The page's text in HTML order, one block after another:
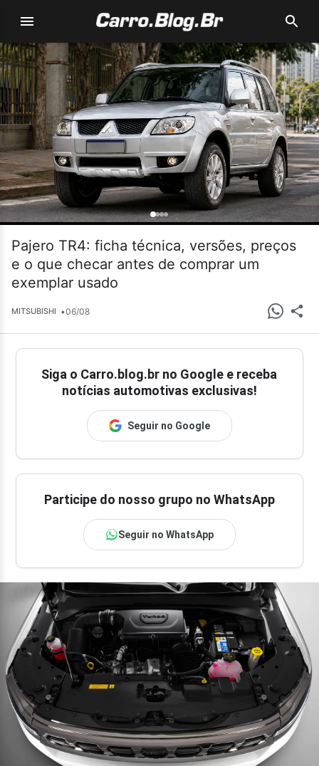
Pajero TR4: ficha técnica, versões, preços
e o que checar antes de comprar um
exemplar usado
MITSUBISHI •06/08
Siga o Carro.blog.br no Google e receba
notícias automotivas exclusivas!
Seguir no Google
Participe do nosso grupo no WhatsApp
Seguir no WhatsApp